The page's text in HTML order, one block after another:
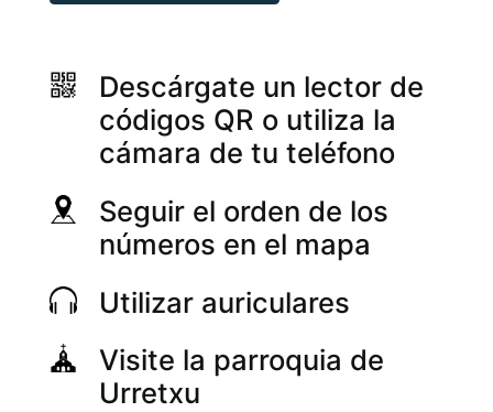
Descárgate un lector de
códigos QR o utiliza la
cámara de tu teléfono
Seguir el orden de los
números en el mapa
Utilizar auriculares
Visite la parroquia de
Urretxu